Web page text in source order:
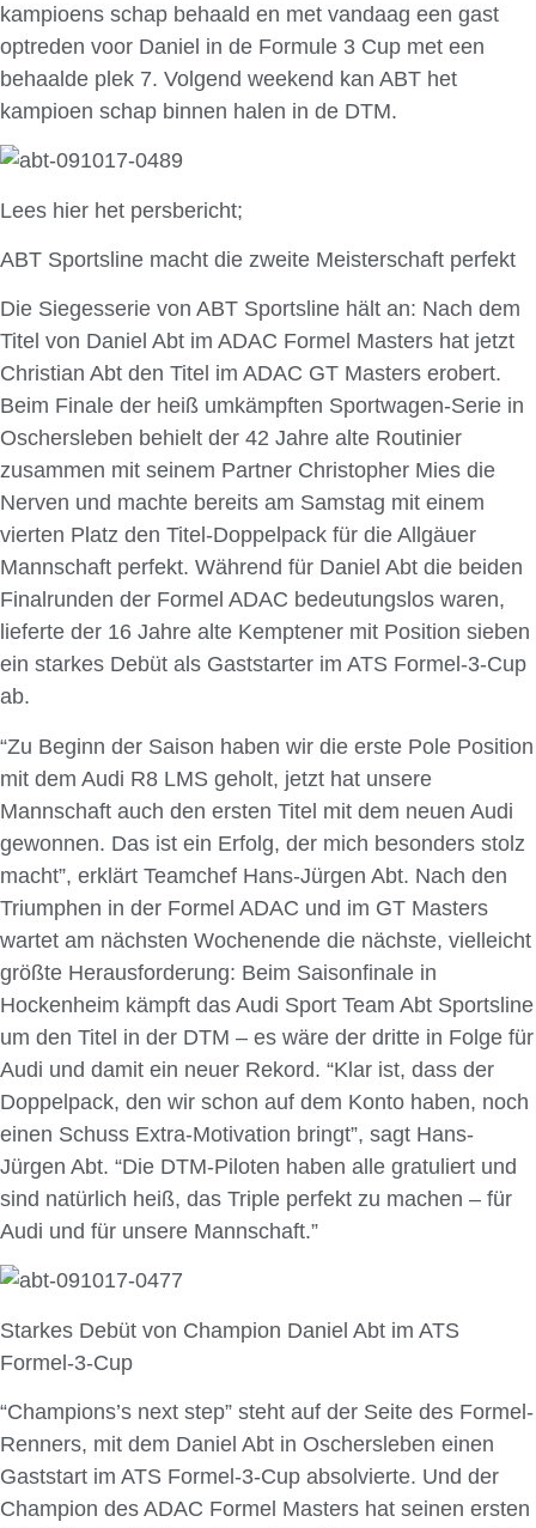
kampioens schap behaald en met vandaag een gast
optreden voor Daniel in de Formule 3 Cup met een
behaalde plek 7. Volgend weekend kan ABT het
kampioen schap binnen halen in de DTM.
Lees hier het persbericht;
ABT Sportsline macht die zweite Meisterschaft perfekt
Die Siegesserie von ABT Sportsline hält an: Nach dem
Titel von Daniel Abt im ADAC Formel Masters hat jetzt
Christian Abt den Titel im ADAC GT Masters erobert.
Beim Finale der heiß umkämpften Sportwagen-Serie in
Oschersleben behielt der 42 Jahre alte Routinier
zusammen mit seinem Partner Christopher Mies die
Nerven und machte bereits am Samstag mit einem
vierten Platz den Titel-Doppelpack für die Allgäuer
Mannschaft perfekt. Während für Daniel Abt die beiden
Finalrunden der Formel ADAC bedeutungslos waren,
lieferte der 16 Jahre alte Kemptener mit Position sieben
ein starkes Debüt als Gaststarter im ATS Formel-3-Cup
ab.
“Zu Beginn der Saison haben wir die erste Pole Position
mit dem Audi R8 LMS geholt, jetzt hat unsere
Mannschaft auch den ersten Titel mit dem neuen Audi
gewonnen. Das ist ein Erfolg, der mich besonders stolz
macht”, erklärt Teamchef Hans-Jürgen Abt. Nach den
Triumphen in der Formel ADAC und im GT Masters
wartet am nächsten Wochenende die nächste, vielleicht
größte Herausforderung: Beim Saisonfinale in
Hockenheim kämpft das Audi Sport Team Abt Sportsline
um den Titel in der DTM – es wäre der dritte in Folge für
Audi und damit ein neuer Rekord. “Klar ist, dass der
Doppelpack, den wir schon auf dem Konto haben, noch
einen Schuss Extra-Motivation bringt”, sagt Hans-
Jürgen Abt. “Die DTM-Piloten haben alle gratuliert und
sind natürlich heiß, das Triple perfekt zu machen – für
Audi und für unsere Mannschaft.”
Starkes Debüt von Champion Daniel Abt im ATS
Formel-3-Cup
“Champions’s next step” steht auf der Seite des Formel-
Renners, mit dem Daniel Abt in Oschersleben einen
Gaststart im ATS Formel-3-Cup absolvierte. Und der
Champion des ADAC Formel Masters hat seinen ersten